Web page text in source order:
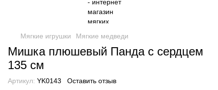
Мягкие игрушки Мягкие медведи
Мишка плюшевый Панда с сердцем
135 см
Артикул: YK0143 Оставить отзыв